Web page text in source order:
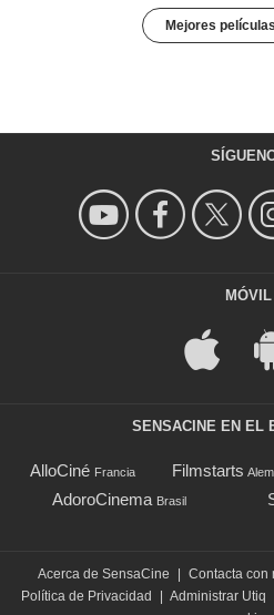
Mejores
MÓVIL
SENSACINE EN EL
AlloCiné Francia Filmstarts
AdoroCinema Brasil
Acerca de SensaCine Contacta con
Política de Privacidad
Administrar Utiq